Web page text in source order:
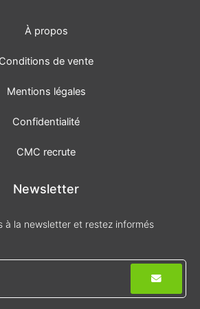
À propos
Conditions de vente
Mentions légales
Confidentialité
CMC recrute
Newsletter
à la newsletter et restez informés
Envoyer